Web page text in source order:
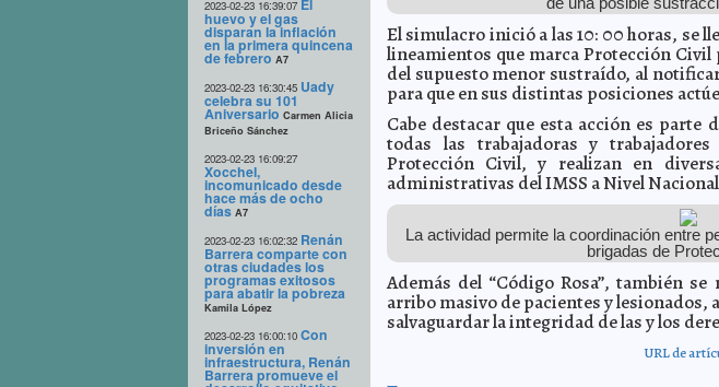
2023-02-23 16:39:07 El
huevo y el gas
disparan la inflación
en la primera quincena
de febrero A7
2023-02-23 16:30:45 Uady
celebra su 101
Aniversario Carmen Alicia
Briceño Sánchez
2023-02-23 16:09:27
Xocchel,
incomunicado desde
hace más de ocho
días A7
2023-02-23 16:02:32 Renán
Barrera comparte con
otras ciudades los
programas exitosos
para abatir la pobreza
Kamila López
2023-02-23 16:00:10 Con
inversión en
infraestructura, Renán
Barrera promueve el
El simulacro inició a las 10: 00 horas, se
lineamientos que marca Protección Civil
del supuesto menor sustraído, al
para que en sus distintas posiciones
Cabe destacar que esta acción es parte
todas las trabajadoras y
Protección Civil, y realizan en
administrativas del IMSS a Nivel
La actividad permite la coordinación entre
brigadas de
Además del “Código Rosa”, también
arribo masivo de pacientes y lesionados,
salvaguardar la integridad de las y los
URL de